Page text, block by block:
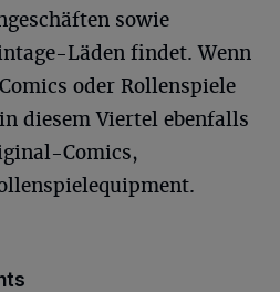
sowie
Läden findet. Wenn
oder Rollenspiele
diesem Viertel ebenfalls
Comics,